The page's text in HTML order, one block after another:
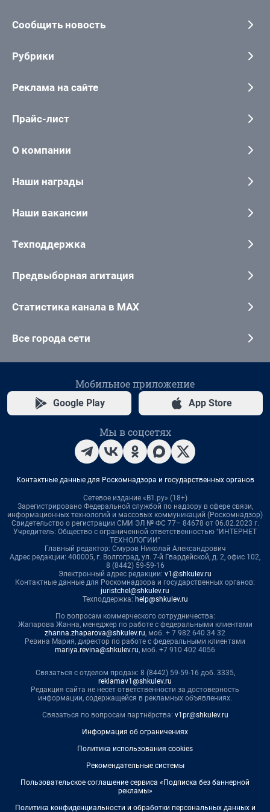
Сообщить новость
Рубрики
Реклама на сайте
Прайс-лист
О компании
Наши награды
Наши вакансии
Техподдержка
Предвыборная агитация
Статистика канала в MAX
Все города сети
Мобильное приложение
Google Play App Store
Мы в соцсетях
Контактные данные для Роскомнадзора и государственных органов
Сетевое издание «В1.ру» (18+)
Зарегистрировано Федеральной службой по надзору в сфере связи,
информационных технологий и массовых коммуникаций (Роскомнадзор)
Свидетельство о регистрации СМИ ЭЛ № ФС 77– 84678 от 06.02.2023 г.
Учредитель: Общество с ограниченной ответственностью "ИНТЕРНЕТ
ТЕХНОЛОГИИ"
Главный редактор: Смуров Николай Александрович
Адрес редакции: 400005, г. Волгоград, ул. 7-й Гвардейской, д. 2, офис 102,
8 (8442) 59-59-16
Электронный адрес редакции: v1@shkulev.ru
Контактные данные для Роскомнадзора и государственных органов:
juristchel@shkulev.ru
Техподдержка: help@shkulev.ru
По вопросам коммерческого сотрудничества:
Жапарова Жанна, менеджер по работе с федеральными клиентами
zhanna.zhaparova@shkulev.ru, моб. + 7 982 640 34 32
Ревина Мария, директор по работе с федеральными клиентами
mariya.revina@shkulev.ru, моб. +7 910 402 4056
Связаться с отделом продаж: 8 (8442) 59-59-16 доб. 3335,
reklamav1@shkulev.ru
Редакция сайта не несет ответственности за достоверность
информации, содержащейся в рекламных объявлениях.
Связаться по вопросам партнёрства: v1pr@shkulev.ru
Информация об ограничениях
Политика использования cookies
Рекомендательные системы
Пользовательское соглашение сервиса «Подписка без баннерной
рекламы»
Политика конфиденциальности и обработки персональных данных и